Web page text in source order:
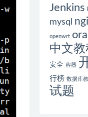
Jenkins
mysql
openwrt
中文教
安全 容器
行榜 数据库
试题